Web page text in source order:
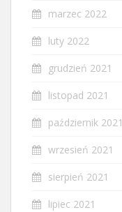
marzec 2022
luty 2022
grudzień 2021
listopad 2021
październik 2021
wrzesień 2021
sierpień 2021
lipiec 2021